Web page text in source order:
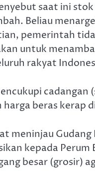
saat ini
Beliau
pemerintah
untuk
rakyat
beras kerap
meninjau
kepada
besar (grosir)